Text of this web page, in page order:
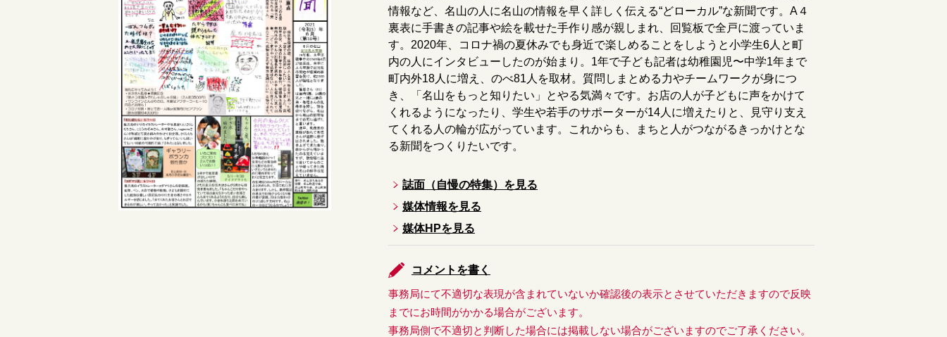
情報など、名山の人に名山の情報を早く詳しく伝える“どローカル”な新聞です。A４
裏表に手書きの記事や絵を載せた手作り感が親しまれ、回覧板で全戸に渡っていま
す。2020年、コロナ禍の夏休みでも身近で楽しめることをしようと小学生6人と町
内の人にインタビューしたのが始まり。1年で子ども記者は幼稚園児〜中学1年まで
町内外18人に増え、のべ81人を取材。質問しまとめる力やチームワークが身につ
き、「名山をもっと知りたい」とやる気満々です。お店の人が子どもに声をかけて
くれるようになったり、学生や若手のサポーターが14人に増えたりと、見守り支え
てくれる人の輪が広がっています。これからも、まちと人がつながるきっかけとな
る新聞をつくりたいです。
誌面（自慢の特集）を見る
媒体情報を見る
媒体HPを見る
コメントを書く
事務局にて不適切な表現が含まれていないか確認後の表示とさせていただきますので反映
までにお時間がかかる場合がございます。
事務局側で不適切と判断した場合には掲載しない場合がございますのでご了承ください。